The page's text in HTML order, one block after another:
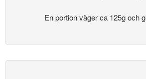
En portion väger ca 125g och